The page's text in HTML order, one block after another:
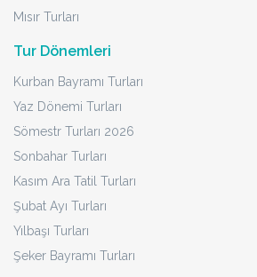
Mısır Turları
Tur Dönemleri
Kurban Bayramı Turları
Yaz Dönemi Turları
Sömestr Turları 2026
Sonbahar Turları
Kasım Ara Tatil Turları
Şubat Ayı Turları
Yılbaşı Turları
Şeker Bayramı Turları